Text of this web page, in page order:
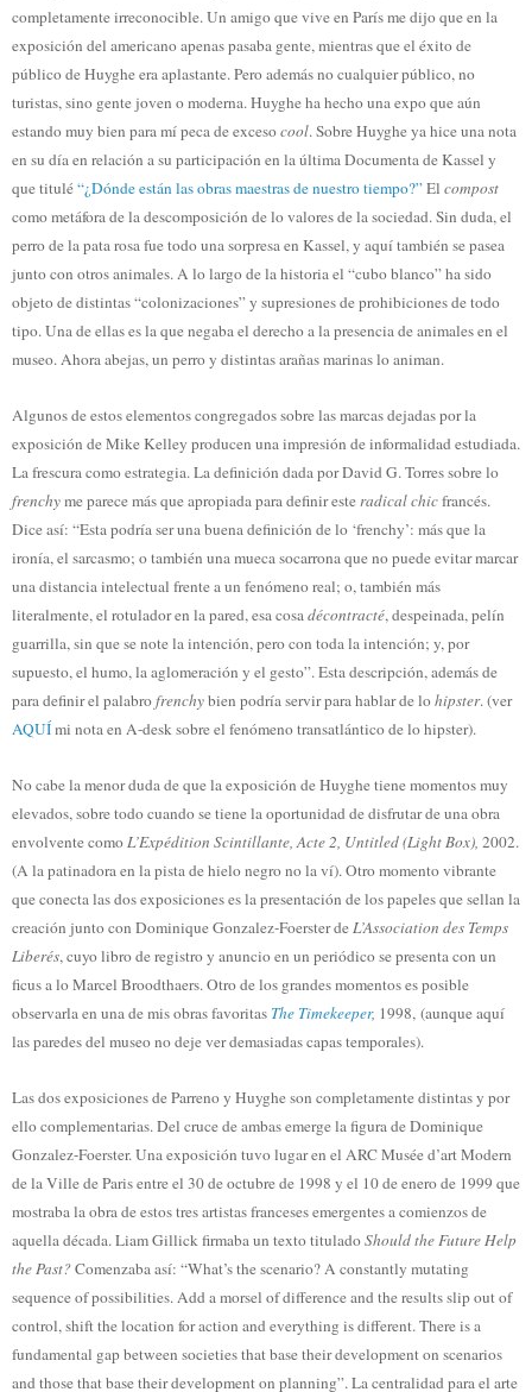
completamente irreconocible. Un amigo que vive en París me dijo que en la
exposición del americano apenas pasaba gente, mientras que el éxito de
público de Huyghe era aplastante. Pero además no cualquier público, no
turistas, sino gente joven o moderna. Huyghe ha hecho una expo que aún
estando muy bien para mí peca de excesocool. Sobre Huyghe ya hice una nota
en su día en relación a su participación en la última Documenta de Kassel y
que titulé“¿Dónde están las obras maestras de nuestro tiempo?”El compost
como metáfora de la descomposición de lo valores de la sociedad. Sin duda, el
perro de la pata rosa fue todo una sorpresa en Kassel, y aquí también se pasea
junto con otros animales. A lo largo de la historia el “cubo blanco” ha sido
objeto de distintas “colonizaciones” y supresiones de prohibiciones de todo
tipo. Una de ellas es la que negaba el derecho a la presencia de animales en el
museo. Ahora abejas, un perro y distintas arañas marinas lo animan.
Algunos de estos elementos congregados sobre las marcas dejadas por la
exposición de Mike Kelley producen una impresión de informalidad estudiada.
La frescura como estrategia. La definición dada por David G. Torres sobre lo
frenchyme parece más que apropiada para definir esteradical chicfrancés.
Dice así: “Esta podría ser una buena definición de lo ‘frenchy’: más que la
ironía, el sarcasmo; o también una mueca socarrona que no puede evitar marcar
una distancia intelectual frente a un fenómeno real; o, también más
literalmente, el rotulador en la pared, esa cosadécontracté, despeinada, pelín
guarrilla, sin que se note la intención, pero con toda la intención; y, por
supuesto, el humo, la aglomeración y el gesto”. Esta descripción, además de
para definir el palabrofrenchybien podría servir para hablar de lohipster. (ver
AQUÍmi nota en A-desk sobre el fenómeno transatlántico de lo hipster).
No cabe la menor duda de que la exposición de Huyghe tiene momentos muy
elevados, sobre todo cuando se tiene la oportunidad de disfrutar de una obra
envolvente comoL’Expédition Scintillante, Acte 2, Untitled (Light Box), 2002.
(A la patinadora en la pista de hielo negro no la ví). Otro momento vibrante
que conecta las dos exposiciones es la presentación de los papeles que sellan la
creación junto con Dominique Gonzalez-Foerster deL’Association des Temps
Liberés, cuyo libro de registro y anuncio en un periódico se presenta con un
ficus a lo Marcel Broodthaers. Otro de los grandes momentos es posible
observarla en una de mis obras favoritas The Timekeeper, 1998, (aunque aquí
las paredes del museo no deje ver demasiadas capas temporales).
Las dos exposiciones de Parreno y Huyghe son completamente distintas y por
ello complementarias. Del cruce de ambas emerge la figura de Dominique
Gonzalez-Foerster. Una exposición tuvo lugar en el ARC Musée d’art Modern
de la Ville de Paris entre el 30 de octubre de 1998 y el 10 de enero de 1999 que
mostraba la obra de estos tres artistas franceses emergentes a comienzos de
aquella década. Liam Gillick firmaba un texto tituladoShould the Future Help
the Past?Comenzaba así: “What’s the scenario? A constantly mutating
sequence of possibilities. Add a morsel of difference and the results slip out of
control, shift the location for action and everything is different. There is a
fundamental gap between societies that base their development on scenarios
and those that base their development on planning”. La centralidad para el arte